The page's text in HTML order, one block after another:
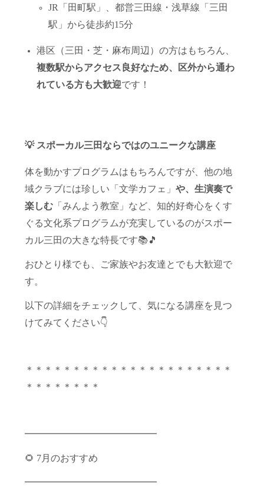
JR「田町駅」、都営三田線・浅草線「三田
駅」から徒歩約15分
港区（三田・芝・麻布周辺）の方はもちろん、
複数駅からアクセス良好なため、区外から通わ
れている方も大歓迎です！
💡 スポーカル三田ならではのユニークな講座
体を動かすプログラムはもちろんですが、他の地
域クラブには珍しい「文学カフェ」や、生演奏で
楽しむ 「みんよう教室」など、知的好奇心をくす
ぐる文化系プログラムが充実しているのがスポー
カル三田の大きな特長です📚🎵
おひとり様でも、ご家族やお友達とでも大歓迎で
す。
以下の詳細をチェックして、気になる講座を見つ
けてみてください👇
＊＊＊＊＊＊＊＊＊＊＊＊＊＊＊＊＊＊＊＊＊＊
＊＊＊＊＊＊＊＊
━━━━━━━━━━━━━━
🌻 7月のおすすめ
━━━━━━━━━━━━━━